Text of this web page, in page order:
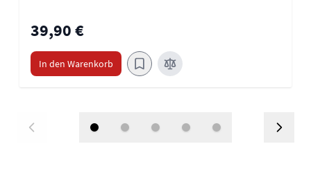
39,90 €
In den Warenkorb